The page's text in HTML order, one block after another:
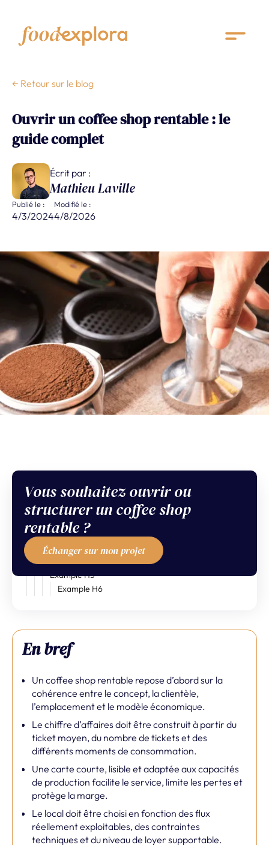
← Retour sur le blog
Ouvrir un coffee shop rentable : le
guide complet
Écrit par :
Mathieu Laville
Publié le :
4/3/2024
Modifié le :
4/8/2026
Vous souhaitez ouvrir ou
structurer un coffee shop
rentable ?
Échanger sur mon projet
Sommaire
En bref
Example H2
Example H3
Example H5
Example H6
En bref
Un coffee shop rentable repose d’abord sur la
cohérence entre le concept, la clientèle,
l’emplacement et le modèle économique.
Le chiffre d’affaires doit être construit à partir du
ticket moyen, du nombre de tickets et des
différents moments de consommation.
Une carte courte, lisible et adaptée aux capacités
de production facilite le service, limite les pertes et
protège la marge.
Le local doit être choisi en fonction des flux
réellement exploitables, des contraintes
techniques et du niveau de loyer supportable.